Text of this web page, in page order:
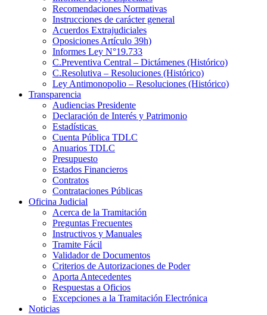
Recomendaciones Normativas
Instrucciones de carácter general
Acuerdos Extrajudiciales
Oposiciones Artículo 39h)
Informes Ley N°19.733
C.Preventiva Central – Dictámenes (Histórico)
C.Resolutiva – Resoluciones (Histórico)
Ley Antimonopolio – Resoluciones (Histórico)
Transparencia
Audiencias Presidente
Declaración de Interés y Patrimonio
Estadísticas
Cuenta Pública TDLC
Anuarios TDLC
Presupuesto
Estados Financieros
Contratos
Contrataciones Públicas
Oficina Judicial
Acerca de la Tramitación
Preguntas Frecuentes
Instructivos y Manuales
Tramite Fácil
Validador de Documentos
Criterios de Autorizaciones de Poder
Aporta Antecedentes
Respuestas a Oficios
Excepciones a la Tramitación Electrónica
Noticias